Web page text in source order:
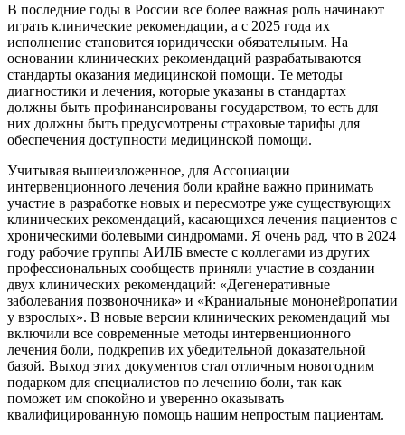
В последние годы в России все более важная роль начинают
играть клинические рекомендации, а с 2025 года их
исполнение становится юридически обязательным. На
основании клинических рекомендаций разрабатываются
стандарты оказания медицинской помощи. Те методы
диагностики и лечения, которые указаны в стандартах
должны быть профинансированы государством, то есть для
них должны быть предусмотрены страховые тарифы для
обеспечения доступности медицинской помощи.
Учитывая вышеизложенное, для Ассоциации
интервенционного лечения боли крайне важно принимать
участие в разработке новых и пересмотре уже существующих
клинических рекомендаций, касающихся лечения пациентов с
хроническими болевыми синдромами. Я очень рад, что в 2024
году рабочие группы АИЛБ вместе с коллегами из других
профессиональных сообществ приняли участие в создании
двух клинических рекомендаций: «Дегенеративные
заболевания позвоночника» и «Краниальные мононейропатии
у взрослых». В новые версии клинических рекомендаций мы
включили все современные методы интервенционного
лечения боли, подкрепив их убедительной доказательной
базой. Выход этих документов стал отличным новогодним
подарком для специалистов по лечению боли, так как
поможет им спокойно и уверенно оказывать
квалифицированную помощь нашим непростым пациентам.